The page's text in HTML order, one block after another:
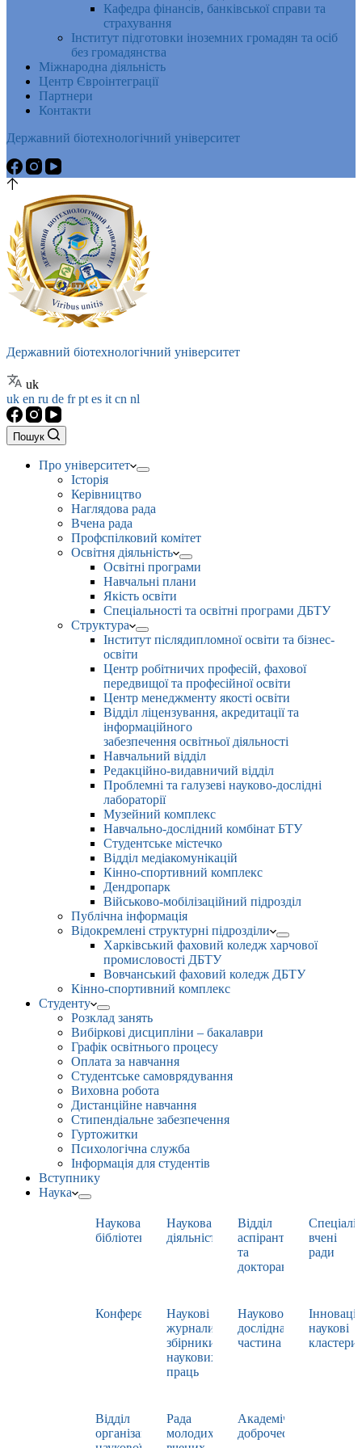
Кафедра фінансів, банківської справи та
страхування
Інститут підготовки іноземних громадян та осіб
без громадянства
Міжнародна діяльність
Центр Євроінтеграції
Партнери
Контакти
Державний біотехнологічний університет
Державний біотехнологічний університет
uk
uk en ru de frpt es it cn nl
Пошук
Про університет
Історія
Керівництво
Наглядова рада
Вчена рада
Профспілковий комітет
Освітня діяльність
Освітні програми
Навчальні плани
Якість освіти
Спеціальності та освітні програми ДБТУ
Структура
Інститут післядипломної освіти та бізнес-
освіти
Центр робітничих професій, фахової
передвищої та професійної освіти
Центр менеджменту якості освіти
Відділ ліцензування, акредитації та
інформаційного
забезпечення освітньої діяльності
Навчальний відділ
Редакційно-видавничий відділ
Проблемні та галузеві науково-дослідні
лабораторії
Музейний комплекс
Навчально-дослідний комбінат БТУ
Студентське містечко
Відділ медіакомунікацій
Кінно-спортивний комплекс
Дендропарк
Військово-мобілізаційний підрозділ
Публічна інформація
Відокремлені структурні підрозділи
Харківський фаховий коледж харчової
промисловості ДБТУ
Вовчанський фаховий коледж ДБТУ
Кінно-спортивний комплекс
Студенту
Розклад занять
Вибіркові дисципліни – бакалаври
Графік освітнього процесу
Оплата за навчання
Студентське самоврядування
Виховна робота
Дистанційне навчання
Стипендіальне забезпечення
Гуртожитки
Психологічна служба
Інформація для студентів
Вступнику
Наука
Наукова
бібліотека
Наукова
діяльність
Відділ
аспірантури
та
докторантури
вчені
ради
Конференції
Наукові
журнали,
збірники
наукових
праць
Науково-
дослідна
частина
наукові
кластери
Відділ
організації
Рада
молодих
Академічна
доброчесність